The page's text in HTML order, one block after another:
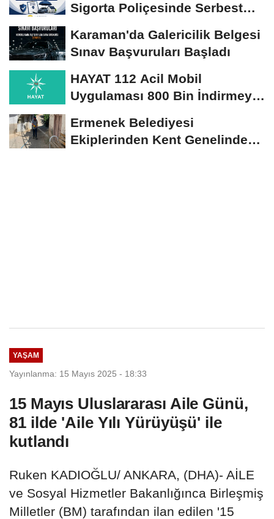
Sigorta Poliçesinde Serbest
Karaman'da Galericilik Belgesi
Sınav Başvuruları Başladı
HAYAT 112 Acil Mobil
Uygulaması 800 Bin İndirmeyi
Ermenek Belediyesi
Ekiplerinden Kent Genelinde
YAŞAM
Yayınlanma: 15 Mayıs 2025 - 18:33
15 Mayıs Uluslararası Aile Günü,
81 ilde 'Aile Yılı Yürüyüşü' ile
kutlandı
Ruken KADIOĞLU/ ANKARA, (DHA)- AİLE
ve Sosyal Hizmetler Bakanlığınca Birleşmiş
Milletler (BM) tarafından ilan edilen '15